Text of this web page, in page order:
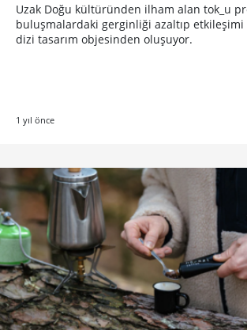
Uzak Doğu kültüründen ilham alan tok_u
buluşmalardaki gerginliği azaltıp
dizi tasarım objesinden oluşuyor.
1 yıl önce